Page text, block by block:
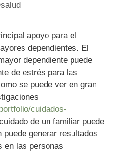
apoyo para el
dependientes. El
dependiente puede
de estrés para las
se puede ver en gran
cuidados-
de un familiar puede
generar resultados
en las personas